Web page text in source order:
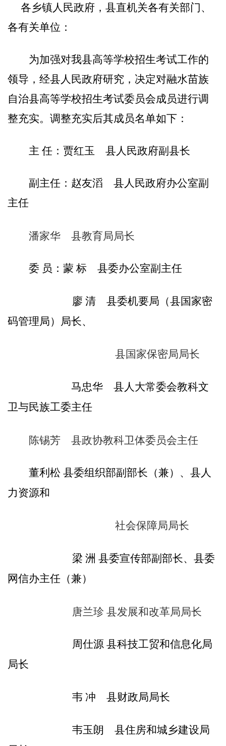
各乡镇人民政府，县直机关各有关部门、
各有关单位 ：
为加强对我县高等学校招生考试工作的
领导，经县人民政府研究 ，决定对融水苗族
自治县高等学校招生考试委员会成员进行调
整充实。调整充实后其成员名单如下：
主 任：贾红玉 县人民政府副县长
副主任 ：赵友滔 县人民政府办公室副
主任
潘家华 县教育局局长
委 员：蒙 标 县委办公室副主任
廖 清县委机要局（县国家密
码管理局）局长、
县国家保密局局长
马忠华
县人大常委会教科文
卫与民族工委主任
陈锡芳 县政协教科卫体委员会主任
董利松 县委组织部副部长（兼）、县人
力资源和
社会保障局局长
梁 洲 县委宣传部副部长、县委
网信办主任（兼）
唐兰珍 县发展和改革局局长
周仕源 县科技工贸和信息化局
局长
韦 冲 县财政局局长
韦玉朗 县住房和城乡建设局